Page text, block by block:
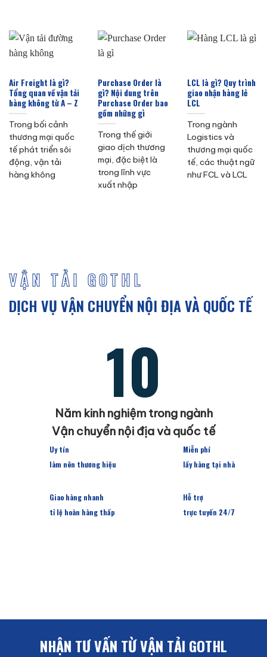
Air Freight là gì?
Tổng quan về vận tải
hàng không từ A – Z
Trong bối cảnh
thương mại quốc
tế phát triển sôi
động, vận tải
hàng không
Purchase Order là
gì? Nội dung trên
Purchase Order bao
gồm những gì
Trong thế giới
giao dịch thương
mại, đặc biệt là
trong lĩnh vực
xuất nhập
LCL là gì? Quy trình
giao nhận hàng lẻ
LCL
Trong ngành
Logistics và
thương mại quốc
tế, các thuật ngữ
như FCL và LCL
VẬN TẢI GOTHL
DỊCH VỤ VẬN CHUYỂN NỘI ĐỊA VÀ QUỐC TẾ
10
Năm kinh nghiệm trong ngành
Vận chuyển nội địa và quốc tế
Uy tín
làm nên thương hiệu
Miễn phí
lấy hàng tại nhà
Giao hàng nhanh
tỉ lệ hoàn hàng thấp
Hỗ trợ
trực tuyến 24/7
NHẬN TƯ VẤN TỪ VẬN TẢI GOTHL